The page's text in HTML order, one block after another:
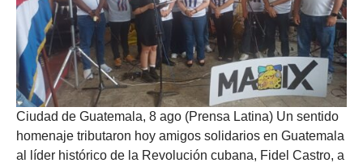
Ciudad de Guatemala, 8 ago (Prensa Latina) Un sentido
homenaje tributaron hoy amigos solidarios en Guatemala
al líder histórico de la Revolución cubana, Fidel Castro, a